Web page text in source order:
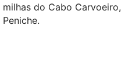
milhas do Cabo Carvoeiro,
Peniche.